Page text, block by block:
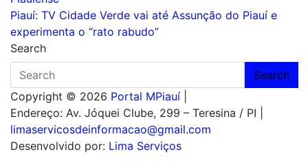
de
Post
Piauí: TV Cidade Verde vai até Assunção do Piauí e
experimenta o “rato rabudo”
Search
Search
Copyright © 2026 Portal MPiauí
Endereço: Av. Jóquei Clube, 299 – Teresina / PI
limaservicosdeinformacao@gmail.com
Desenvolvido por: Lima Serviços